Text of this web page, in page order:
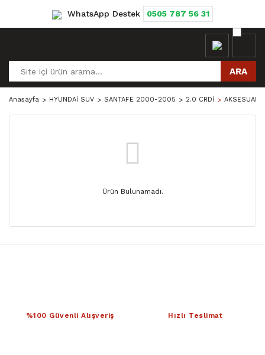
WhatsApp Destek 0505 787 56 31
ARA
Anasayfa HYUNDAİ SUV SANTAFE 2000-2005 2.0 CRDİ AKSESUAR
Ürün Bulunamadı.
%100 Güvenli Alışveriş Hızlı Teslimat